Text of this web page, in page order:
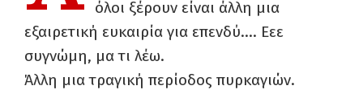
όλοι ξέρουν είναι άλλη μια
εξαιρετική ευκαιρία για επενδύ…. Εεε
συγνώμη, μα τι λέω.
Άλλη μια τραγική περίοδος πυρκαγιών.